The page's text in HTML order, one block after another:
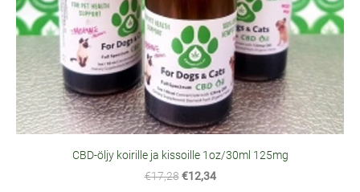
CBD-öljy koirille ja kissoille 1oz/30ml 125mg
€17,28 €12,34